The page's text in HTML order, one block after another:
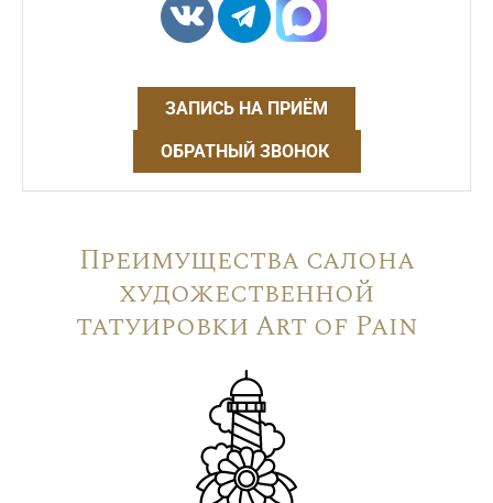
ЗАПИСЬ НА ПРИЁМ
ОБРАТНЫЙ ЗВОНОК
Преимущества салона
художественной
татуировки Art of Pain